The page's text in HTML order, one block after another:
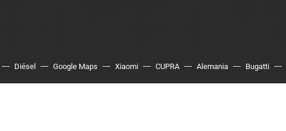
Diésel Google Maps Xiaomi CUPRA Alemania Bugatti